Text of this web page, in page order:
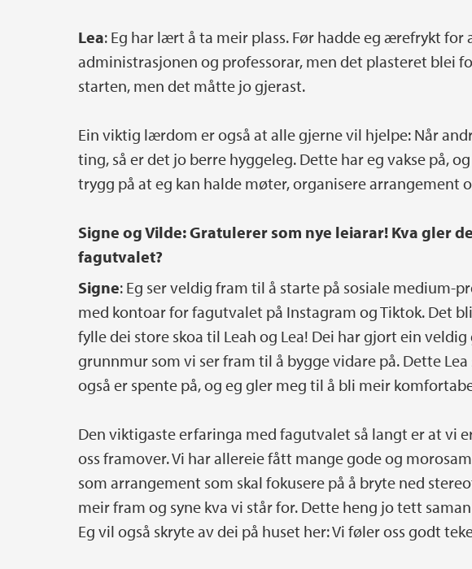
Lea: Eg har lært å ta meir plass. Før hadde eg ærefrykt for
administrasjonen og professorar, men det plasteret blei
starten, men det måtte jo gjerast.
Ein viktig lærdom er også at alle gjerne vil hjelpe: Når
ting, så er det jo berre hyggeleg. Dette har eg vakse på,
trygg på at eg kan halde møter, organisere arrangement
Signe og Vilde: Gratulerer som nye leiarar! Kva gler
fagutvalet?
Signe: Eg ser veldig fram til å starte på sosiale medium-
med kontoar for fagutvalet på Instagram og Tiktok. Det
fylle dei store skoa til Leah og Lea! Dei har gjort ein
grunnmur som vi ser fram til å bygge vidare på. Dette
også er spente på, og eg gler meg til å bli meir
Den viktigaste erfaringa med fagutvalet så langt er at vi
oss framover. Vi har allereie fått mange gode og
som arrangement som skal fokusere på å bryte ned
meir fram og syne kva vi står for. Dette heng jo tett
Eg vil også skryte av dei på huset her: Vi føler oss godt